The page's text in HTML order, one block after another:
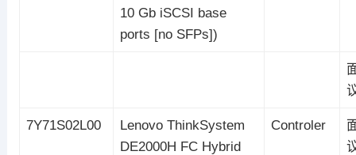
10 Gb iSCSI base
ports [no SFPs])
7Y71S02L00
Lenovo ThinkSystem
DE2000H FC Hybrid
Controler